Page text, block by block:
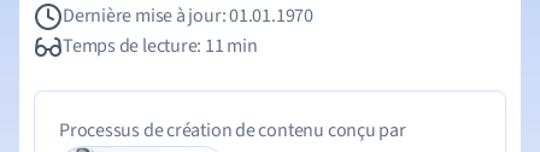
Dernière mise à jour: 01.01.1970
Temps de lecture: 11 min
Processus de création de contenu conçu par